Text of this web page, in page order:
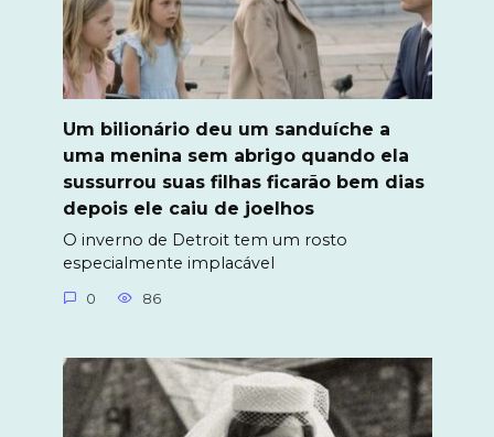
Um bilionário deu um sanduíche a
uma menina sem abrigo quando ela
sussurrou suas filhas ficarão bem dias
depois ele caiu de joelhos
O inverno de Detroit tem um rosto
especialmente implacável
0 86